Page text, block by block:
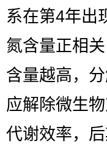
系在第4年出
氮含量正相
含量越高，
应解除微生
代谢效率，